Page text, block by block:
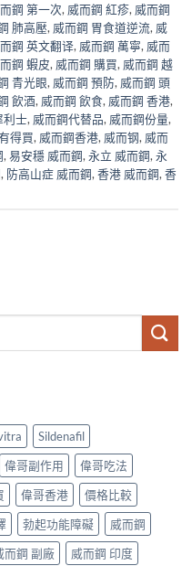
鋼 第一次, 威而鋼 紅疹, 威而鋼
肺高壓, 威而鋼 胃食道逆流, 威
鋼 英文翻译, 威而鋼 萬寧, 威而
鋼 蝦皮, 威而鋼 購買, 威而鋼 越
青光眼, 威而鋼 預防, 威而鋼 頭
飲酒, 威而鋼 飲食, 威而鋼 香港,
利士, 威而鋼代替品, 威而鋼份量,
得買, 威而鋼香港, 威而钢, 威而
, 易安穩 威而鋼, 永立 威而鋼, 永
, 防高山症 威而鋼, 香港 威而鋼, 香
Sildenafil
偉哥副作用
偉哥吃法
偉哥香港
價格比較
勃起功能障礙
威而鋼
而鋼 副廠 威而鋼 印度